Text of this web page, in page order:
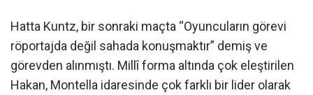
Hatta Kuntz, bir sonraki maçta “Oyuncuların görevi
röportajda değil sahada konuşmaktır” demiş ve
görevden al ınmıştı. Millî forma altında çok eleştirilen
Hakan, Montella idaresinde çok farkl ı bir lider olarak